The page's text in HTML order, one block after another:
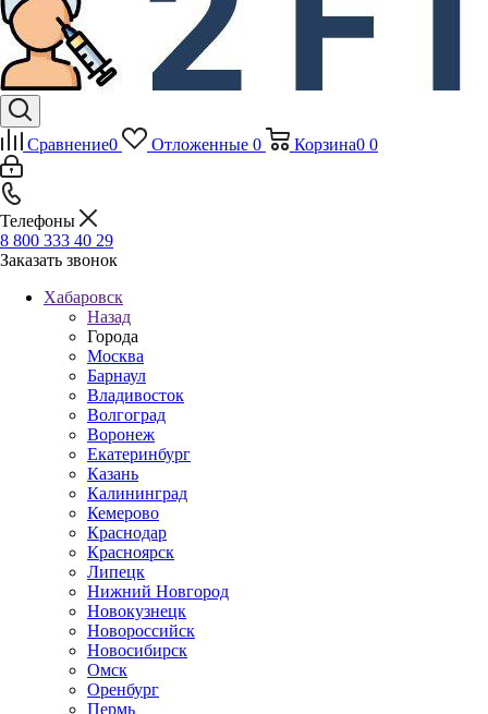
Сравнение0 Отложенные 0 Корзина0 0
Телефоны
8 800 333 40 29
Заказать звонок
Хабаровск
Назад
Города
Москва
Барнаул
Владивосток
Волгоград
Воронеж
Екатеринбург
Казань
Калининград
Кемерово
Краснодар
Красноярск
Липецк
Нижний Новгород
Новокузнецк
Новороссийск
Новосибирск
Омск
Оренбург
Пермь